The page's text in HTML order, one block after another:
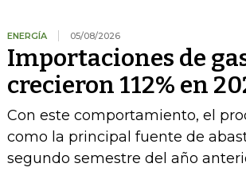
ENERGÍA 05/08/2026
Importaciones de
crecieron 112% en
Con este comportamiento, el
como la principal fuente de
segundo semestre del año